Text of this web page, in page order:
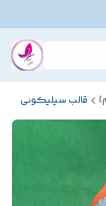
قالب سیلیکونی